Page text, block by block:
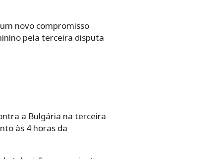
novo compromisso
pela terceira disputa
a Bulgária na terceira
às 4 horas da